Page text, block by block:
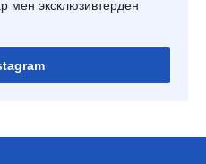
мен эксклюзивтерден